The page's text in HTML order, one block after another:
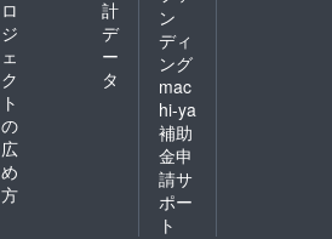
ロ
ジ
ェ
ク
ト
の
広
め
方
計
デ
ー
タ
ン
ディ
ング
mac
hi-ya
補助
金申
請サ
ポー
ト